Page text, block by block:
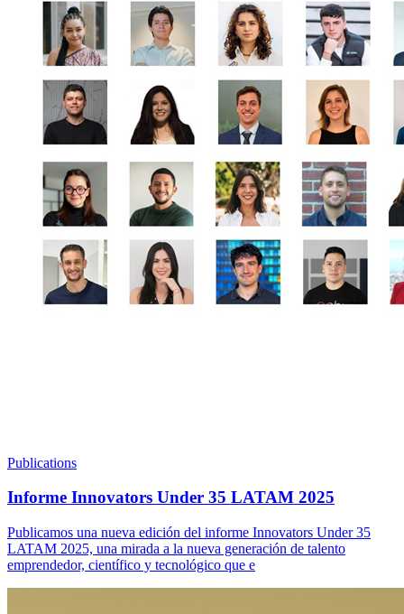
Publications
Informe Innovators Under 35 LATAM 2025
Publicamos una nueva edición del informe Innovators Under 35
LATAM 2025, una mirada a la nueva generación de talento
emprendedor, científico y tecnológico que e